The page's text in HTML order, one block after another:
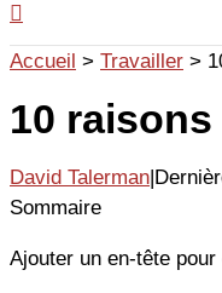
Accueil > Travailler >
10
David Talerman|
Sommaire
Ajouter un en-tête